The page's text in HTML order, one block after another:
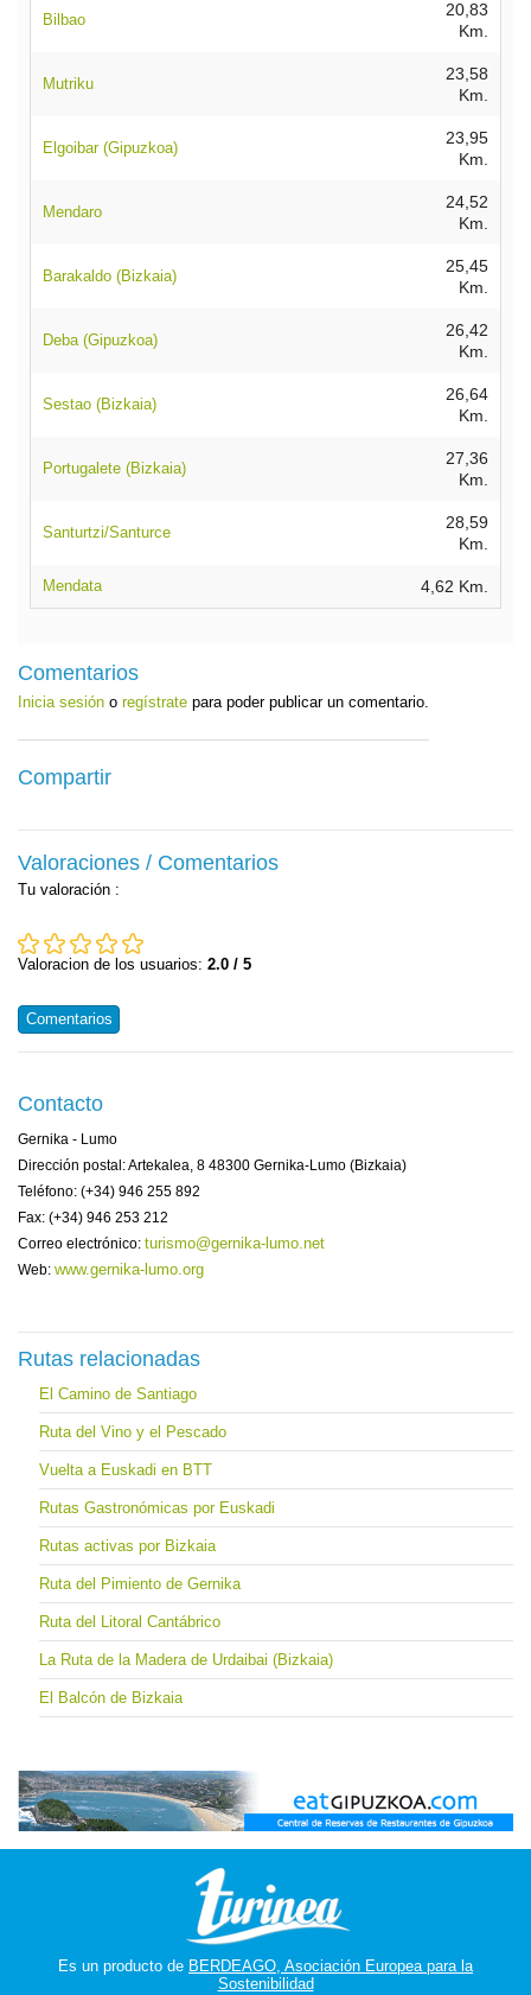
Bilbao
20,83
Km.
Mutriku
23,58
Km.
Elgoibar (Gipuzkoa)
23,95
Km.
Mendaro
24,52
Km.
Barakaldo (Bizkaia)
25,45
Km.
Deba (Gipuzkoa)
26,42
Km.
Sestao (Bizkaia)
26,64
Km.
Portugalete (Bizkaia)
27,36
Km.
Santurtzi/Santurce
28,59
Km.
Mendata 4,62 Km.
Comentarios
Inicia sesión o regístrate para poder publicar un comentario.
Compartir
Valoraciones / Comentarios
Tu valoración :
Valoracion de los usuarios: 2.0 / 5
Comentarios
Contacto
Gernika - Lumo
Dirección postal: Artekalea, 8 48300 Gernika-Lumo (Bizkaia)
Teléfono: (+34) 946 255 892
Fax: (+34) 946 253 212
Correo electrónico: turismo@gernika-lumo.net
Web: www.gernika-lumo.org
Rutas relacionadas
El Camino de Santiago
Ruta del Vino y el Pescado
Vuelta a Euskadi en BTT
Rutas Gastronómicas por Euskadi
Rutas activas por Bizkaia
Ruta del Pimiento de Gernika
Ruta del Litoral Cantábrico
La Ruta de la Madera de Urdaibai (Bizkaia)
El Balcón de Bizkaia
Es un producto de BERDEAGO, Asociación Europea para la
Sostenibilidad